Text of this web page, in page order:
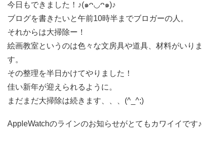
今日もできました！♪(๑ᴖ◡ᴖ๑)♪
ブログを書きたいと午前10時半までブロガーの人。
それからは大掃除ー！
絵画教室というのは色々な文房具や道具、材料がいりま
す。
その整理を半日かけてやりました！
佳い新年が迎えられるように。
まだまだ大掃除は続きます、、、(^_^;)
AppleWatchのラインのお知らせがとてもカワイイです♪